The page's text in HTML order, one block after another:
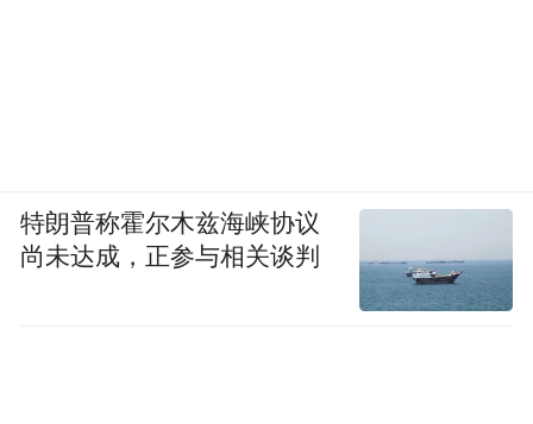
特朗普称霍尔木兹海峡协议
尚未达成，正参与相关谈判